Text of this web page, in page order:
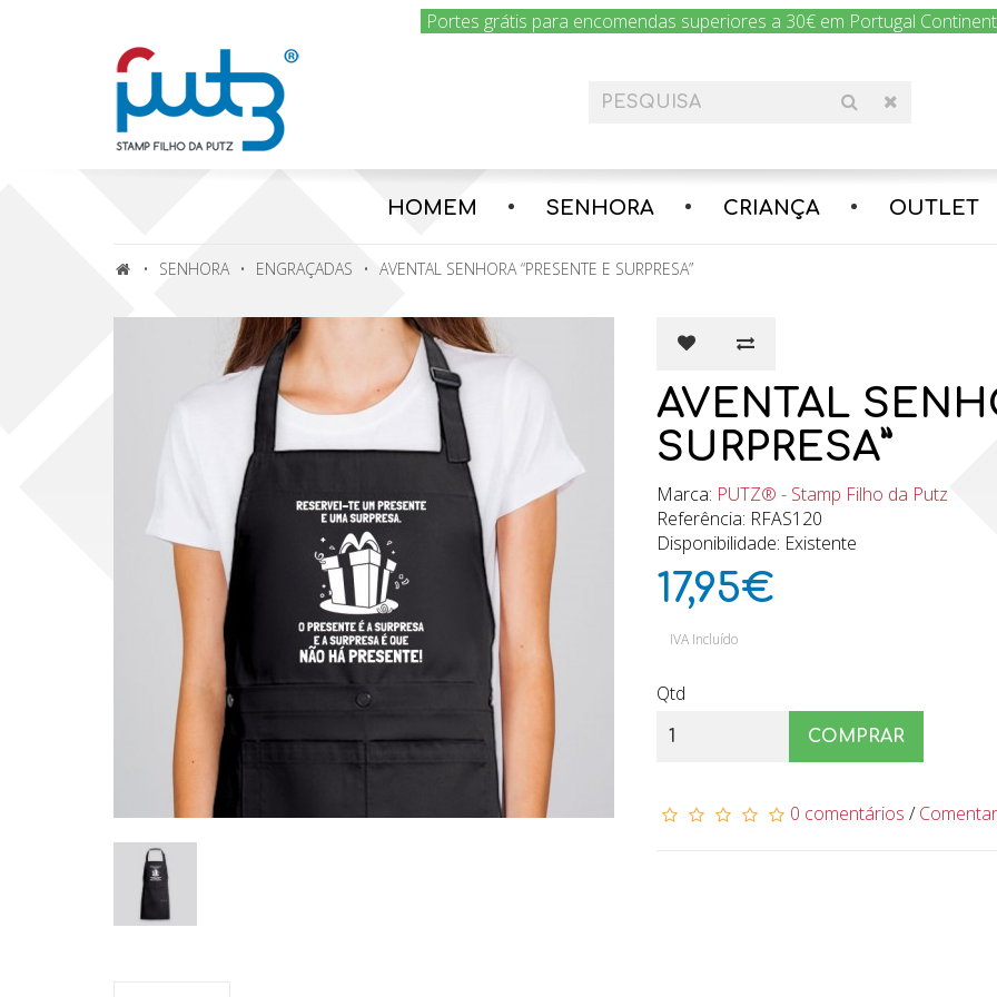
Portes grátis para encomendas superiores a 30€ em Portugal
Encomenda hoje e nós enviamos amanhã!
HOMEM SENHORA CRIANÇA OUTLET
SENHORA ENGRAÇADAS AVENTAL SENHORA “PRESENTE E SURPRESA”
AVENTAL
SURPRESA”
Marca: PUTZ® - Stamp Filho da Putz
Referência: RFAS120
Disponibilidade: Existente
17,95€
IVA Incluído
Qtd
COMPRAR
0 comentários /Comentar